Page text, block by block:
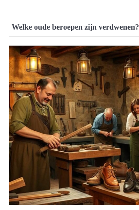
Welke oude beroepen zijn verdwenen?